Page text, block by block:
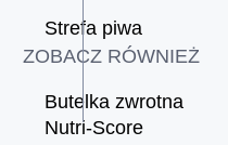
Strefa piwa
ZOBACZ RÓWNIEŻ
Butelka zwrotna
Nutri-Score